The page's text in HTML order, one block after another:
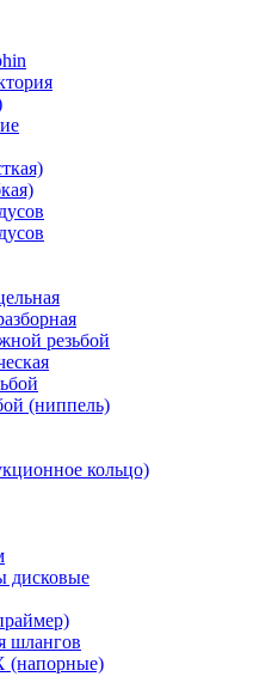
резьбой
(ниппель)
кольцо)
дисковые
шлангов